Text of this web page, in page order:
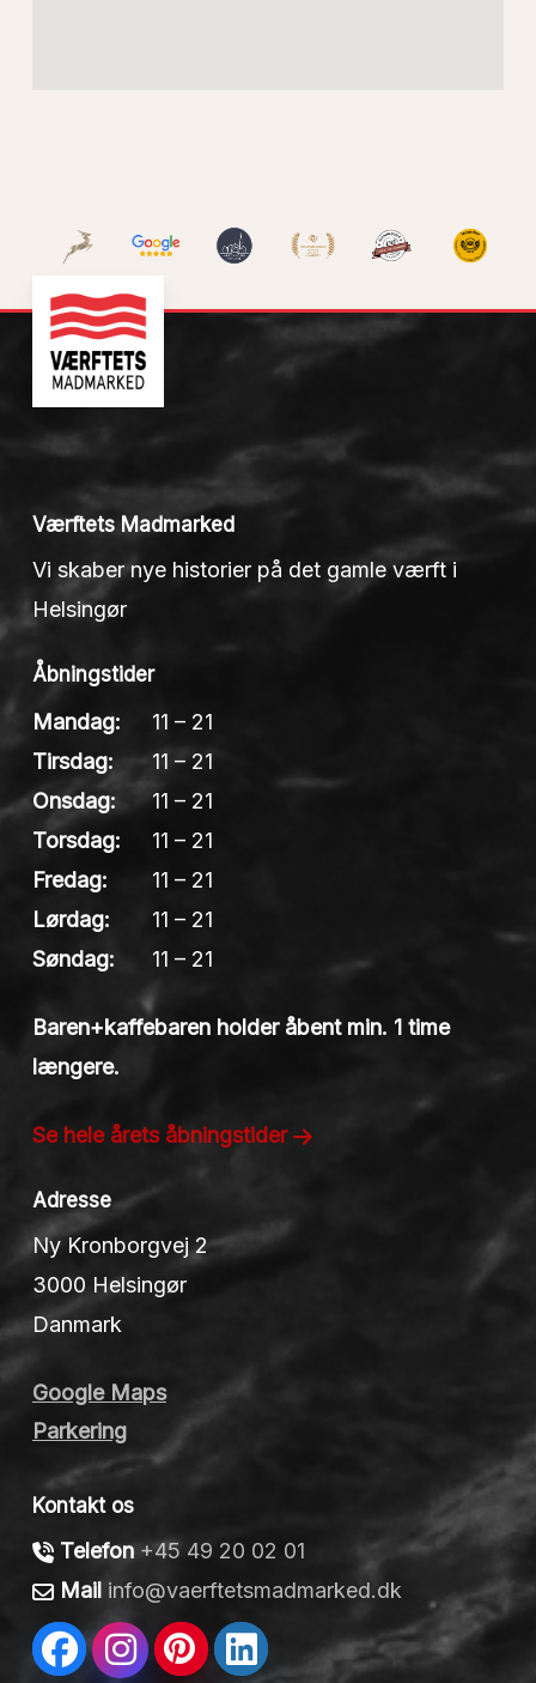
Værftets Madmarked
Vi skaber nye historier på det gamle værft i
Helsingør
Åbningstider
Mandag:
11 – 21
Tirsdag:
11 – 21
Onsdag:
11 – 21
Torsdag:
11 – 21
Fredag:
11 – 21
Lørdag:
11 – 21
Søndag:
11 – 21
Baren+kaffebaren holder åbent min. 1 time
længere.
Se hele årets åbningstider
Adresse
Ny Kronborgvej 2
3000 Helsingør
Danmark
Google Maps
Parkering
Kontakt os
Telefon +45 49 20 02 01
Mail info@vaerftetsmadmarked.dk